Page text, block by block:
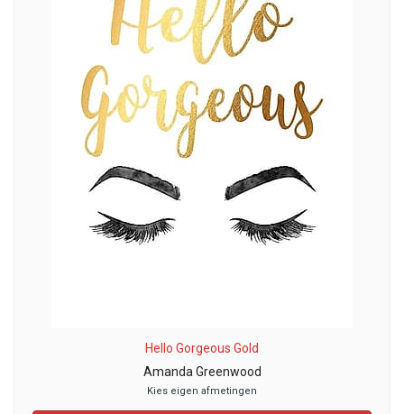
Hello Gorgeous Gold
Amanda Greenwood
Kies eigen afmetingen